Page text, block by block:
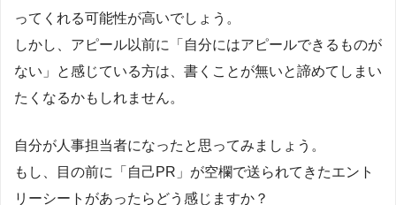
ってくれる可能性が高いでしょう。
しかし、アピール以前に「自分にはアピールできるものが
ない」と感じている方は、書くことが無いと諦めてしまい
たくなるかもしれません。
自分が人事担当者になったと思ってみましょう。
もし、目の前に「自己PR」が空欄で送られてきたエント
リーシートがあったらどう感じますか？